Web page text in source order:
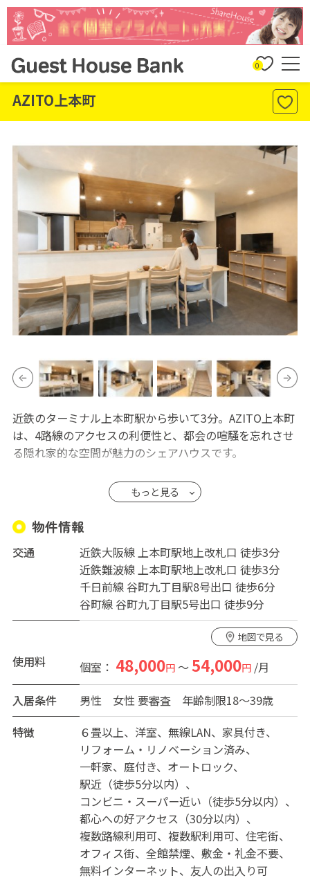
0
AZITO上本町
近鉄のターミナル上本町駅から歩いて3分。AZITO上本町
は、4路線のアクセスの利便性と、都会の喧騒を忘れさせ
る隠れ家的な空間が魅力のシェアハウスです。
AZITOという名前には「隠れ家」の意味が込められてい
ます。その名の通り、こちらのシェアハウスは、都会の真
ん中にありながら、和のテイストを感じる「割烹」のよ
うなリビングスペースが魅力的です。カウンターキッチン
での料理はもちろん、シェアメイトとの交流の場として
も最適です。アットホームな雰囲気で、新しい友達や情
報交換ができる環境が広がっています。
周辺環境も魅力の一つ。徒歩3分の距離には近鉄百貨店や
上本町YUFURAがあり、食品など生活に必要なものはも
ちろん毎日の生活がより豊かにしてくれるショップがた
くさん揃っています。
20～30代の社会人やインターンシップやワーキングホリ
デー、留学の外国人など、様々なバックグラウンドを持
つ方々との交流も、このシェアハウスの大きな魅力とな
上本町の心地よい「隠れ家」、AZITO上本町で新たなシ
ェアハウス生活をスタートしませんか？詳しい情報や内
見のご予約など、お気軽にお問い合わせください。
もっと見る
物件情報
交通
近鉄大阪線 上本町駅地上改札口 徒歩3分
近鉄難波線 上本町駅地上改札口 徒歩3分
千日前線 谷町九丁目駅8号出口 徒歩6分
谷町線 谷町九丁目駅5号出口 徒歩9分
地図で見る
使用料 個室： 48,000円～54,000円/月
入居条件
男性 女性 要審査 年齢制限18～39歳
特徴
６畳以上 洋室 無線LAN
家具付き
リフォーム・リノベーション済み
一軒家
庭付き
オートロック
駅近（徒歩5分以内）
コンビニ・スーパー近い（徒歩5分以内）
都心への好アクセス（30分以内）
複数路線利用可
複数駅利用可
住宅街
オフィス街
全館禁煙
敷金・礼金不要
無料インターネット
友人の出入り可